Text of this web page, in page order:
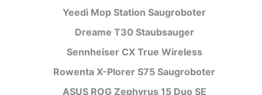
Yeedi Mop Station Saugroboter
Dreame T30 Staubsauger
Sennheiser CX True Wireless
Rowenta X-Plorer S75 Saugroboter
ASUS ROG Zephyrus 15 Duo SE